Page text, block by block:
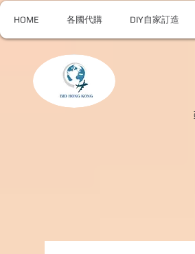
HOME 各國代購 DIY自家訂造